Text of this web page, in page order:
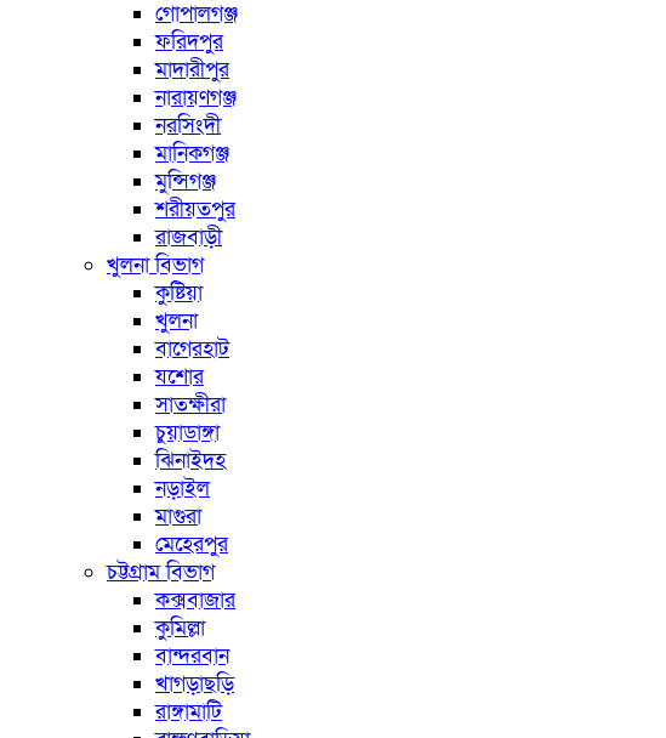
গোপালগঞ্জ
ফরিদপুর
মাদারীপুর
নারায়ণগঞ্জ
নরসিংদী
মানিকগঞ্জ
মুন্সিগঞ্জ
শরীয়তপুর
রাজবাড়ী
খুলনা বিভাগ
কুষ্টিয়া
খুলনা
বাগেরহাট
যশোর
সাতক্ষীরা
চুয়াডাঙ্গা
ঝিনাইদহ
নড়াইল
মাগুরা
মেহেরপুর
চট্টগ্রাম বিভাগ
কক্সবাজার
কুমিল্লা
বান্দরবান
খাগড়াছড়ি
রাঙ্গামাটি